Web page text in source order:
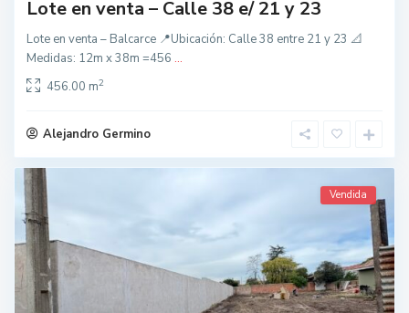
Lote en venta – Calle 38 e/ 21 y 23
Lote en venta – Balcarce 📍Ubicación: Calle 38 entre 21 y 23 📐
Medidas: 12m x 38m =456 ...
456.00 m2
Alejandro Germino
Vendida